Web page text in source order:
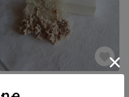
展示中